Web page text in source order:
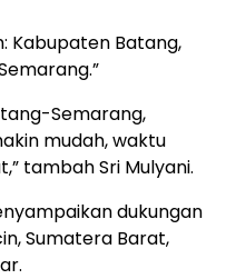
Kabupaten Batang,
Semarang,
mudah, waktu
tambah Sri Mulyani.
dukungan
Sumatera Barat,